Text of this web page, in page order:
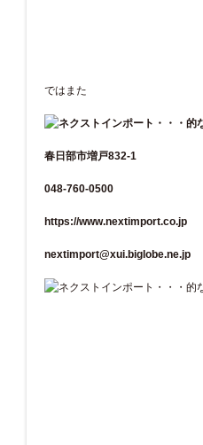
ではまた
春日部市増戸832-1
048-760-0500
https://www.nextimport.co.jp
nextimport@xui.biglobe.ne.jp